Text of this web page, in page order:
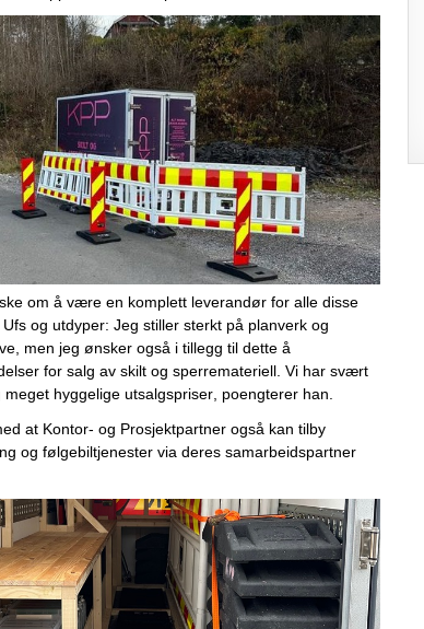
om å være en komplett leverandør for alle disse
og utdyper: Jeg stiller sterkt på planverk og
men jeg ønsker også i tillegg til dette å
for salg av skilt og sperremateriell. Vi har svært
hyggelige utsalgspriser, poengterer han.
at Kontor- og Prosjektpartner også kan tilby
og følgebiltjenester via deres samarbeidspartner